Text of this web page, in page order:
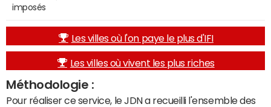
imposés
Les villes où l'on paye le plus d'IFI
Les villes où vivent les plus riches
Méthodologie :
Pour réaliser ce service, le JDN a recueilli l'ensemble des